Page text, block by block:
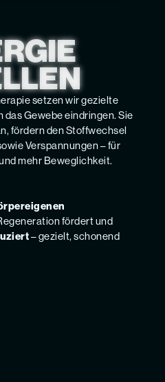
setzen wir gezielte
das Gewebe eindringen. Sie
fördern den Stoffwechsel
Verspannungen – für
mehr Beweglichkeit.
fördert und
– gezielt, schonend